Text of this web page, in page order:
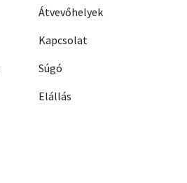
Átvevőhelyek
Kapcsolat
Súgó
Elállás